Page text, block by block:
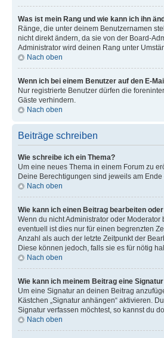
Was ist mein Rang und wie kann ich ihn
Ränge, die unter deinem Benutzernamen
nicht direkt ändern, da sie von der Board-
Administrator wird deinen Rang unter
Nach oben
Wenn ich bei einem Benutzer auf den E-
Nur registrierte Benutzer dürfen die
Gäste verhindern.
Nach oben
Beiträge schreiben
Wie schreibe ich ein Thema?
Um eine neues Thema in einem Forum zu
Deine Berechtigungen sind jeweils am Ende
Nach oben
Wie kann ich einen Beitrag bearbeiten
Wenn du nicht Administrator oder
eventuell ist dies nur für einen begrenzten
Anzahl als auch der letzte Zeitpunkt der
Diese können jedoch, falls sie es für nötig
Nach oben
Wie kann ich meinem Beitrag eine
Um eine Signatur an deinen Beitrag
Kästchen „Signatur anhängen“ aktivieren.
Signatur verfassen möchtest, so kannst du
Nach oben